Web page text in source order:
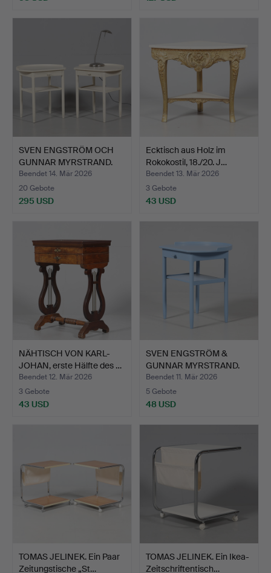
SVEN ENGSTRÖM OCH
GUNNAR MYRSTRAND.
NACHTT…
Beendet 14. Mär 2026
20 Gebote
295 USD
Ecktisch aus Holz im
Rokokostil, 18./20. J…
Beendet 13. Mär 2026
3 Gebote
43 USD
NÄHTISCH VON KARL-
JOHAN, erste Hälfte des …
Beendet 12. Mär 2026
3 Gebote
43 USD
SVEN ENGSTRÖM &
GUNNAR MYRSTRAND.
NACHTTIS…
Beendet 11. Mär 2026
5 Gebote
48 USD
TOMAS JELINEK. Ein Paar
Zeitungstische „St…
TOMAS JELINEK. Ein Ikea-
Zeitschriftentisch…